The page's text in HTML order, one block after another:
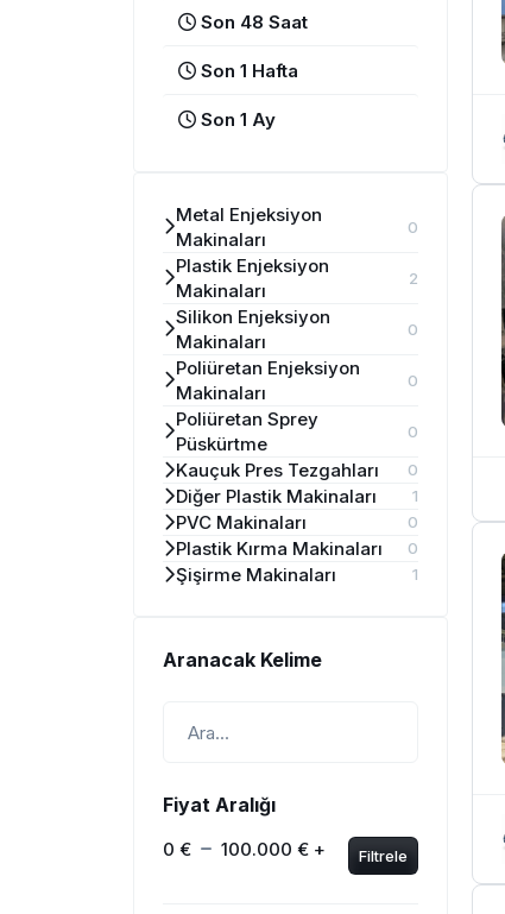
Son 48 Saat
Son 1 Hafta
Son 1 Ay
Metal Enjeksiyon
Makinaları
0
Plastik Enjeksiyon
Makinaları
2
Silikon Enjeksiyon
Makinaları
0
Poliüretan Enjeksiyon
Makinaları
0
Poliüretan Sprey
Püskürtme
0
Kauçuk Pres Tezgahları 0
Diğer Plastik Makinaları 1
PVC Makinaları 0
Plastik Kırma Makinaları 0
Şişirme Makinaları 1
Aranacak Kelime
Fiyat Aralığı
0 € 100.000 € + Filtrele